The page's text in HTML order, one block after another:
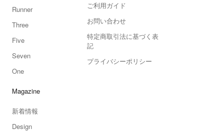
Runner
Three
Five
Seven
One
ご利用ガイド
お問い合わせ
特定商取引法に基づく表
記
プライバシーポリシー
Magazine
新着情報
Design